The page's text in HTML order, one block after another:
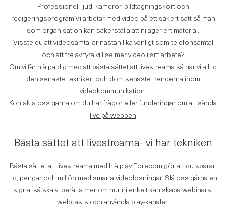
Professionell ljud, kameror, bildtagningskort och
redigeringsprogram.Vi arbetar med video på ett säkert sätt så man
som organisation kan säkerställa att ni äger ert material.
Visste du att videosamtal är nästan lika vanligt som telefonsamtal
och att tre av fyra vill se mer video i sitt arbete?
Om vi får hjälpa dig med att bästa sättet att livestreama så har vi alltid
den senaste tekniken och dom senaste trenderna inom
videokommunikation.
Kontakta oss gärna om du har frågor eller funderingar om att sända
live på webben
Bästa sättet att livestreama- vi har tekniken
Bästa sättet att livestreama med hjälp av Forecom gör att du sparar
tid, pengar och miljön med smarta videolösningar. Slå oss gärna en
signal så ska vi berätta mer om hur ni enkelt kan skapa webinars,
webcasts och använda play-kanaler.